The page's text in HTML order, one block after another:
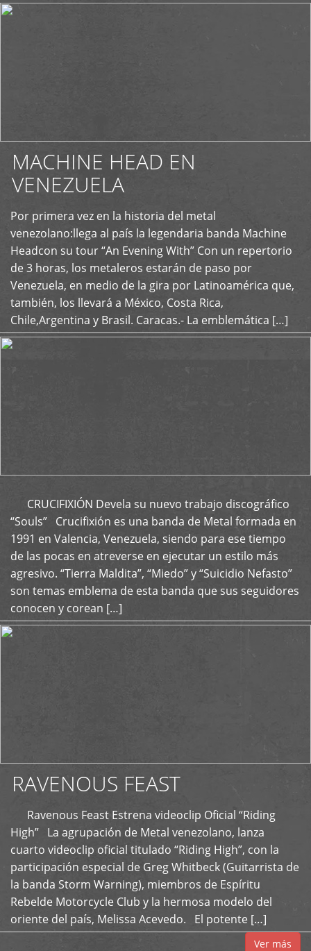
MACHINE HEAD EN
VENEZUELA
Por primera vez en la historia del metal
venezolano:llega al país la legendaria banda Machine
Headcon su tour “An Evening With” Con un repertorio
de 3 horas, los metaleros estarán de paso por
Venezuela, en medio de la gira por Latinoamérica que,
también, los llevará a México, Costa Rica,
Chile,Argentina y Brasil. Caracas.- La emblemática […]
+
CRUCIFIXIÓN Devela su nuevo trabajo discográfico
“Souls” Crucifixión es una banda de Metal formada en
1991 en Valencia, Venezuela, siendo para ese tiempo
de las pocas en atreverse en ejecutar un estilo más
agresivo. “Tierra Maldita”, “Miedo” y “Suicidio Nefasto”
son temas emblema de esta banda que sus seguidores
conocen y corean […]
+
RAVENOUS FEAST
Ravenous Feast Estrena videoclip Oficial “Riding
High” La agrupación de Metal venezolano, lanza
cuarto videoclip oficial titulado “Riding High”, con la
participación especial de Greg Whitbeck (Guitarrista de
la banda Storm Warning), miembros de Espíritu
Rebelde Motorcycle Club y la hermosa modelo del
oriente del país, Melissa Acevedo. El potente […]
Ver más